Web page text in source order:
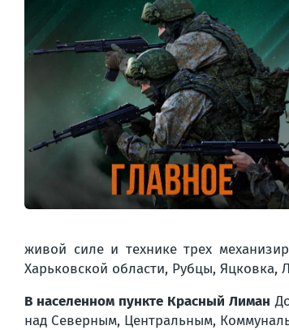
живой силе и технике трех
Харьковской области, Рубцы,
В населенном пункте Красный Лиман
над Северным, Центральным,